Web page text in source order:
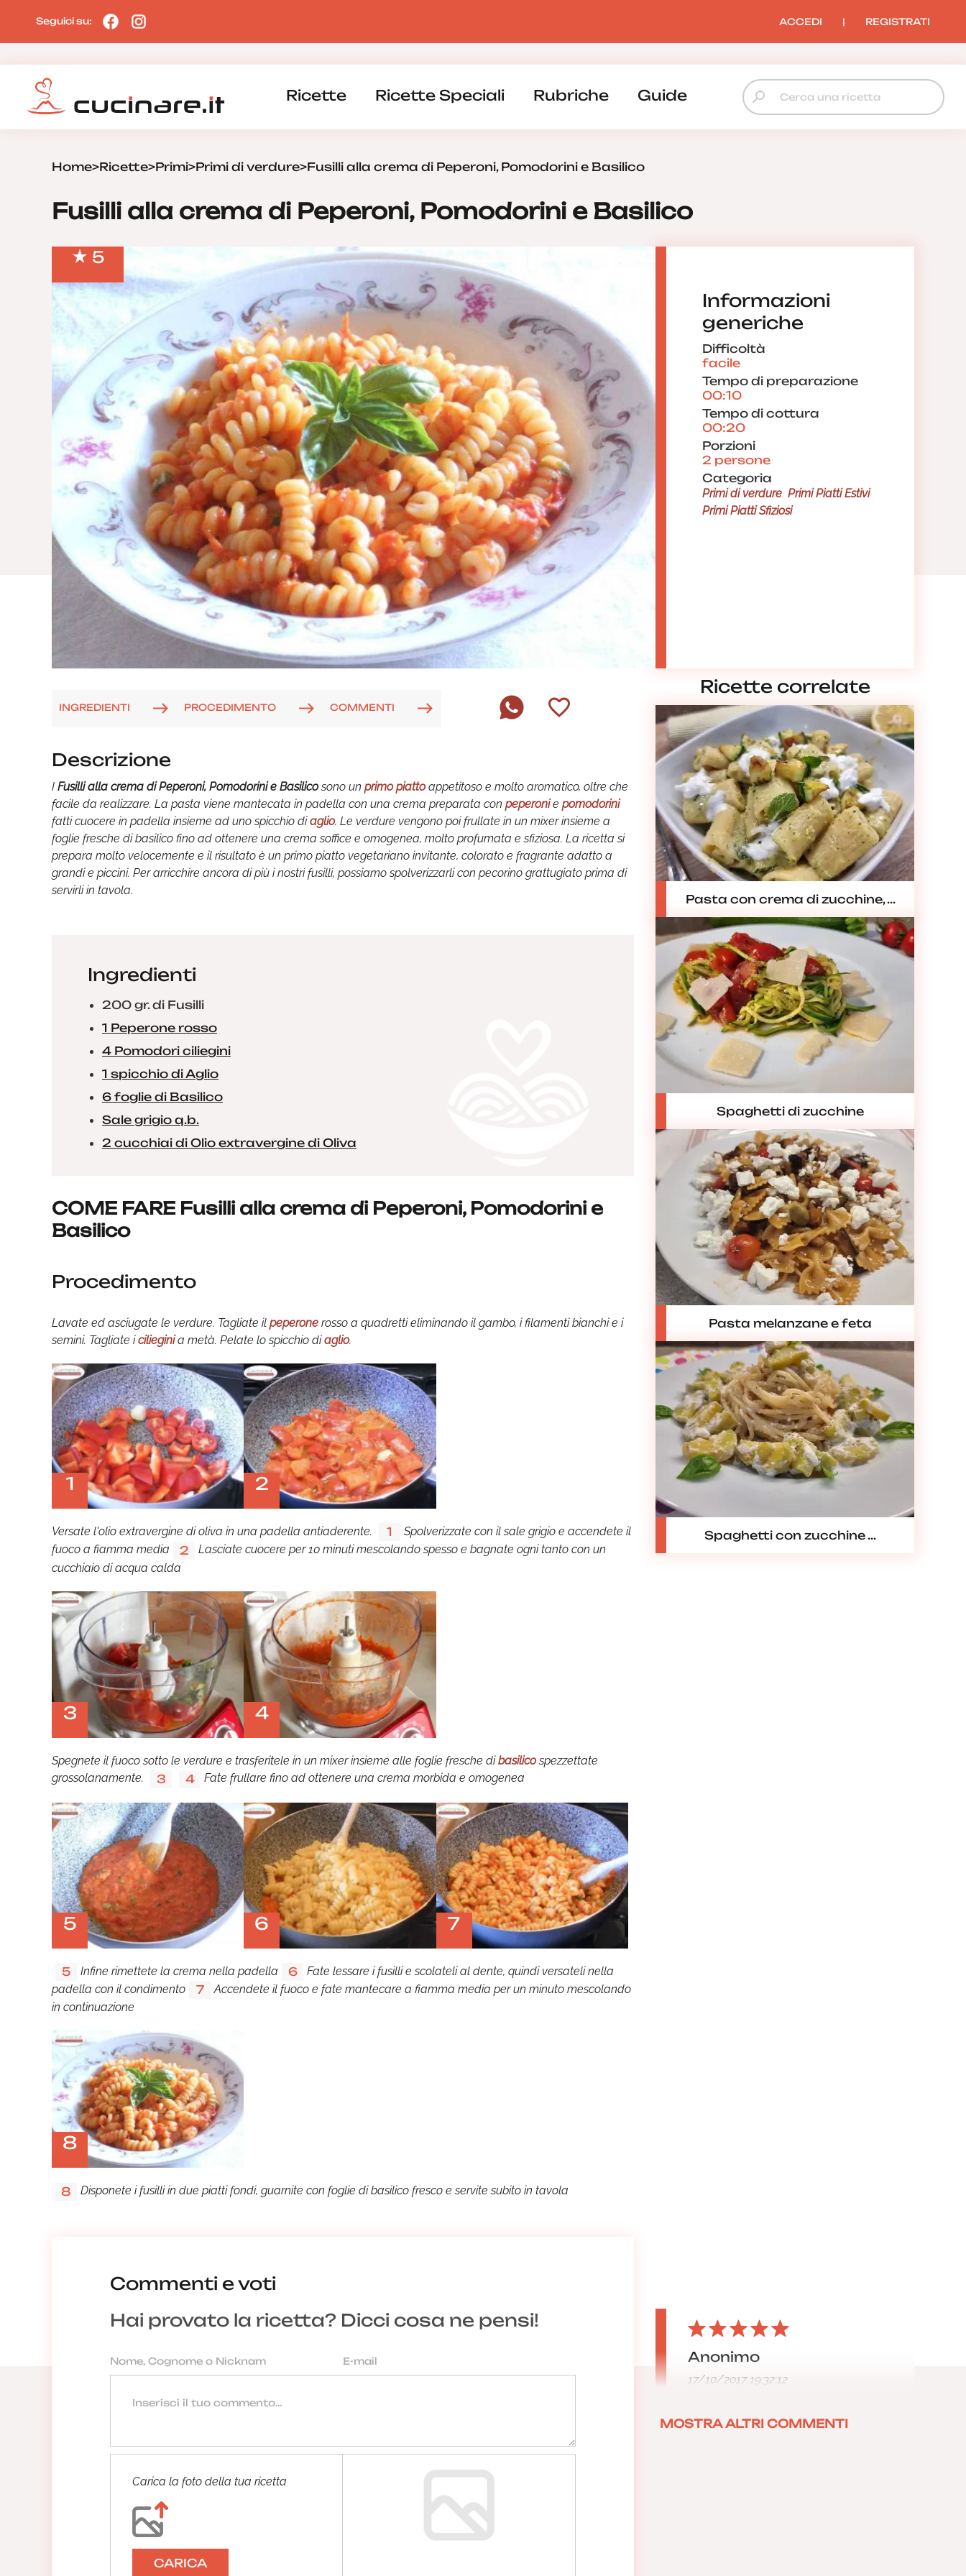
Seguici su: ACCEDI | REGISTRATI
Ricette Ricette Speciali Rubriche Guide
Home>Ricette>Primi>Primi di verdure>Fusilli alla crema di Peperoni, Pomodorini e Basilico
Fusilli alla crema di Peperoni, Pomodorini e Basilico
5
Informazioni
generiche
Difficoltà
facile
Tempo di preparazione
00:10
Tempo di cottura
00:20
Porzioni
2 persone
Categoria
Primi di verdure Primi Piatti Estivi
Primi Piatti Sfiziosi
INGREDIENTI PROCEDIMENTO COMMENTI
Descrizione
I Fusilli alla crema di Peperoni, Pomodorini e Basilicosono un primo piattoappetitoso e molto aromatico, oltre che
facile da realizzare. La pasta viene mantecata in padella con una crema preparata con peperonie pomodorini
fatti cuocere in padella insieme ad uno spicchio diaglio. Le verdure vengono poi frullate in un mixer insieme a
foglie fresche di basilico fino ad ottenere una crema soffice e omogenea, molto profumata e sfiziosa. La ricetta si
prepara molto velocemente e il risultato è un primo piatto vegetariano invitante, colorato e fragrante adatto a
grandi e piccini. Per arricchire ancora di più i nostri fusilli, possiamo spolverizzarli con pecorino grattugiato prima di
servirli in tavola.
Ingredienti
200 gr. di Fusilli
1 Peperone rosso
4 Pomodori ciliegini
1 spicchio di Aglio
6 foglie di Basilico
Sale grigio q.b.
2 cucchiai di Olio extravergine di Oliva
COME FARE Fusilli alla crema di Peperoni, Pomodorini e
Basilico
Procedimento
Lavate ed asciugate le verdure. Tagliate il peperone rosso a quadretti eliminando il gambo, i filamenti bianchi e i
semini. Tagliate icilieginia metà. Pelate lo spicchio diaglio.
1 2
Versate l'olio extravergine di oliva in una padella antiaderente. 1
Spolverizzate con il sale grigio e accendete il
fuoco a fiamma media
2
Lasciate cuocere per 10 minuti mescolando spesso e bagnate ogni tanto con un
cucchiaio di acqua calda
3 4
Spegnete il fuoco sotto le verdure e trasferitele in un mixer insieme alle foglie fresche dibasilicospezzettate
grossolanamente.
3 4 Fate frullare fino ad ottenere una crema morbida e omogenea
5 6 7
5 Infine rimettete la crema nella padella 6
Fate lessare i fusilli e scolateli al dente, quindi versateli nella
padella con il condimento
7
Accendete il fuoco e fate mantecare a fiamma media per un minuto mescolando
in continuazione
8
8 Disponete i fusilli in due piatti fondi, guarnite con foglie di basilico fresco e servite subito in tavola
Ricette correlate
Pasta con crema di zucchine, ...
Spaghetti di zucchine
Pasta melanzane e feta
Spaghetti con zucchine ...
Commenti e voti
Hai provato la ricetta? Dicci cosa ne pensi!
Carica la foto della tua ricetta
CARICA
Anonimo
17/10/2017 19:32:12
MOSTRA ALTRI COMMENTI